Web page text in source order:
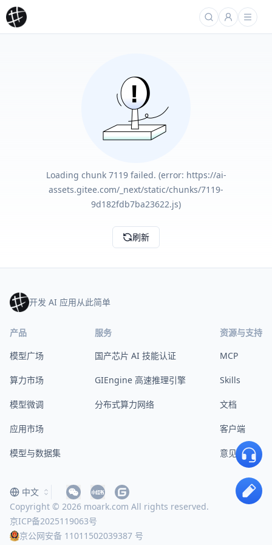
Loading chunk 7119 failed. (error: https://ai-
assets.gitee.com/_next/static/chunks/7119-
9d182fdb7ba23622.js)
刷新
开发 AI 应用从此简单
产品
模型广场
算力市场
模型微调
应用市场
模型与数据集
服务
国产芯片 AI 技能认证
GIEngine 高速推理引擎
分布式算力网络
资源与支持
MCP
Skills
文档
客户端
意见反馈
Copyright © 2026 moark.com All rights reserved.
京ICP备2025119063号
京公网安备 11011502039387 号
中文